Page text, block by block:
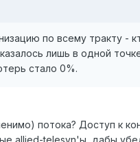
по всему тракту -
лишь в одной
стало 0%.
потока? Доступ к
allied-telesyn'ы, дабы